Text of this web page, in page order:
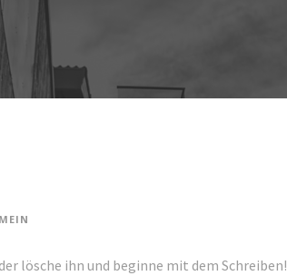
lösche ihn und beginne mit dem Schreiben!